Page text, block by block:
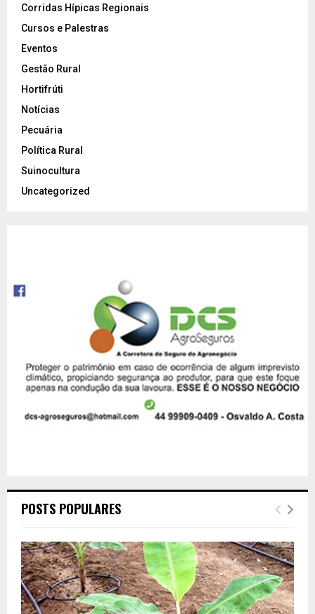
Corridas Hípicas Regionais
Cursos e Palestras
Eventos
Gestão Rural
Hortifrúti
Notícias
Pecuária
Política Rural
Suinocultura
Uncategorized
POSTS POPULARES